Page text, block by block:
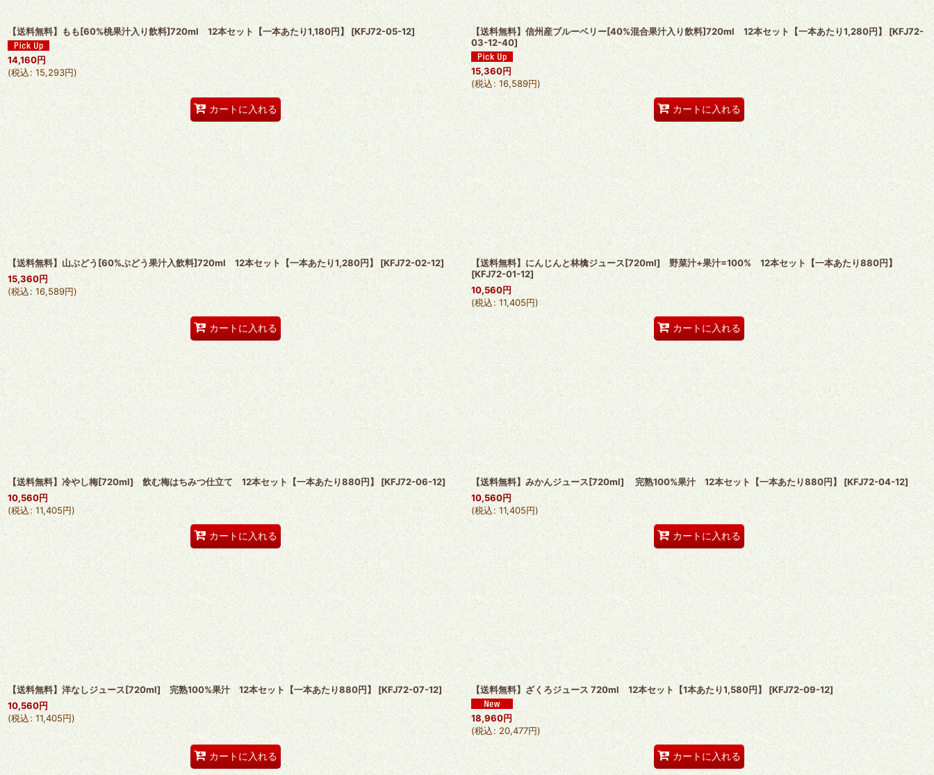
【送料無料】もも[60%桃果汁入り飲料]720ml 12本セット【一本あたり1,180円】 [KFJ72-05-12]
14,160円
(税込: 15,293円)
カートに入れる
【送料無料】信州産ブルーベリー[40%混合果汁入り飲料]720ml 12本セット【一本あたり1,280円】 [KFJ72-
03-12-40]
15,360円
(税込: 16,589円)
カートに入れる
【送料無料】山ぶどう[60%ぶどう果汁入飲料]720ml 12本セット【一本あたり1,280円】 [KFJ72-02-12]
15,360円
(税込: 16,589円)
カートに入れる
【送料無料】にんじんと林檎ジュース[720ml] 野菜汁+果汁=100% 12本セット【一本あたり880円】
[KFJ72-01-12]
10,560円
(税込: 11,405円)
カートに入れる
【送料無料】冷やし梅[720ml] 飲む梅はちみつ仕立て 12本セット【一本あたり880円】 [KFJ72-06-12]
10,560円
(税込: 11,405円)
カートに入れる
【送料無料】みかんジュース[720ml] 完熟100%果汁 12本セット【一本あたり880円】 [KFJ72-04-12]
10,560円
(税込: 11,405円)
カートに入れる
【送料無料】洋なしジュース[720ml] 完熟100%果汁 12本セット【一本あたり880円】 [KFJ72-07-12]
10,560円
(税込: 11,405円)
カートに入れる
【送料無料】ざくろジュース 720ml 12本セット【1本あたり1,580円】 [KFJ72-09-12]
18,960円
(税込: 20,477円)
カートに入れる